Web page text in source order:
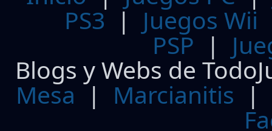
PS3| Juegos Wii
PSP |
Blogs y Webs de
Mesa | Marcianitis |